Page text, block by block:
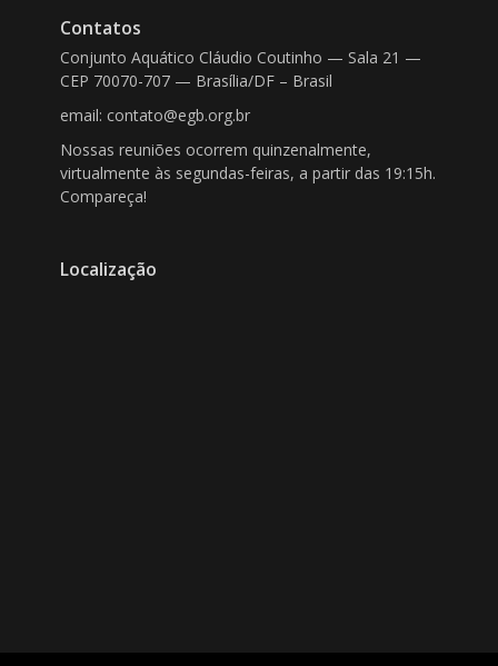
Contatos
Conjunto Aquático Cláudio Coutinho — Sala 21 —
CEP 70070-707 — Brasília/DF – Brasil
email: contato@egb.org.br
Nossas reuniões ocorrem quinzenalmente,
virtualmente às segundas-feiras, a partir das 19:15h.
Compareça!
Localização